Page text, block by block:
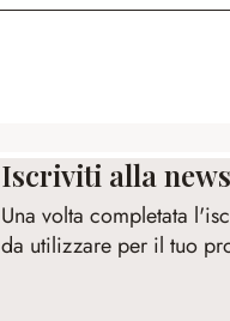
Iscriviti alla
Una volta completata
da utilizzare per il tuo